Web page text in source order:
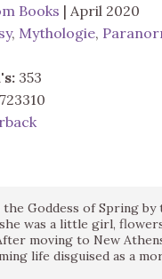
Books | April 2020
, Mythologie,
353
Goddess of Spring by
was a little girl,
moving to New
life disguised as a